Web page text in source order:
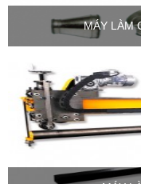
MÁY LÀM